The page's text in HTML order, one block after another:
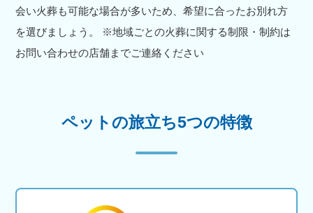
会い火葬も可能な場合が多いため、希望に合ったお別れ方
を選びましょう。 ※地域ごとの火葬に関する制限・制約は
お問い合わせの店舗までご連絡ください
ペットの旅立ち5つの特徴